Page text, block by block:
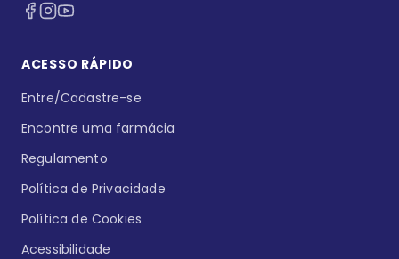
ACESSO RÁPIDO
Entre/Cadastre-se
Encontre uma farmácia
Regulamento
Política de Privacidade
Política de Cookies
Acessibilidade